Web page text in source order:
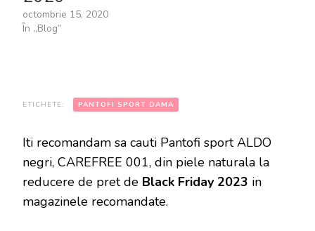
octombrie 15, 2020
În „Blog”
ETICHETE: PANTOFI SPORT DAMA
Iti recomandam sa cauti Pantofi sport ALDO
negri, CAREFREE 001, din piele naturala la
reducere de pret de Black Friday 2023 in
magazinele recomandate.